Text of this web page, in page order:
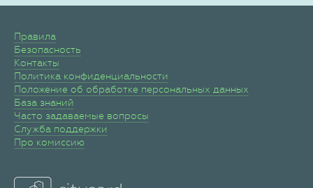
Правила
Безопасность
Контакты
Политика конфиденциальности
Положение об обработке персональных данных
База знаний
Часто задаваемые вопросы
Служба поддержки
Про комиссию